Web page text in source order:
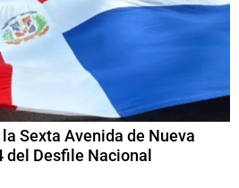
Sexta Avenida de Nueva
del Desfile Nacional